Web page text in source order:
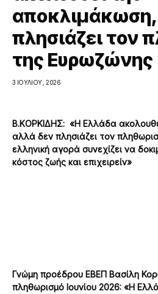
πλησιάζει τον
της Ευρωζώνης
3 ΙΟΥΛΊΟΥ, 2026
Β.ΚΟΡΚΙΔΗΣ: «Η Ελλάδα
αλλά δεν πλησιάζει τον
ελληνική αγορά συνεχίζει να
κόστος ζωής και επιχειρείν»
Γνώμη προέδρου ΕΒΕΠ Βασίλη
πληθωρισμό Ιουνίου 2026: «Η